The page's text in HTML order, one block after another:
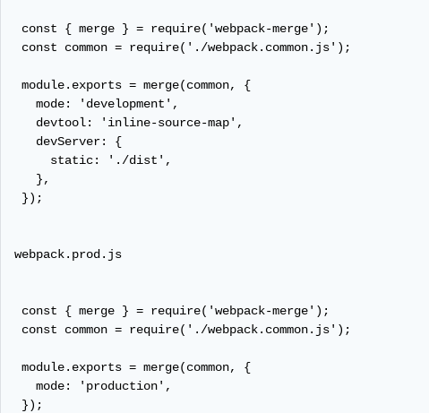
const { merge } = require('webpack-merge');
const common = require('./webpack.common.js');
module.exports = merge(common, {
   mode: 'development',
   devtool: 'inline-source-map',
   devServer: {
     static: './dist',
   },
});
webpack.prod.js
const { merge } = require('webpack-merge');
const common = require('./webpack.common.js');
module.exports = merge(common, {
   mode: 'production',
});